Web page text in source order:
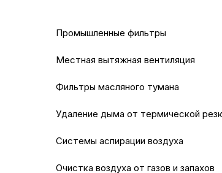
Промышленные фильтры
Местная вытяжная вентиляция
Фильтры масляного тумана
Удаление дыма от термической
Системы аспирации воздуха
Очистка воздуха от газов и запахов